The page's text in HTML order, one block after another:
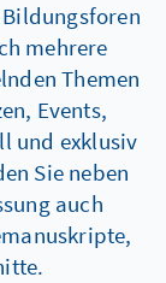
mehrere
Themen
Events,
und exklusiv
Sie neben
auch